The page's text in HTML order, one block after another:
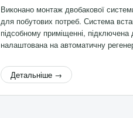
Виконано монтаж двобакової
для побутових потреб. Система
підсобному приміщенні,
налаштована на автоматичну
Детальніше →